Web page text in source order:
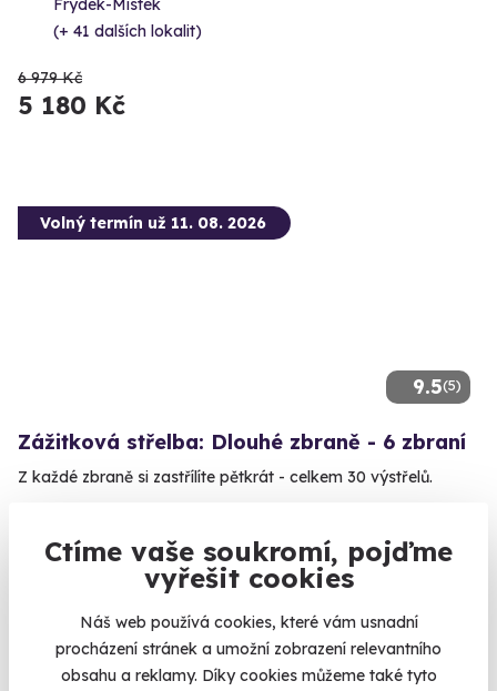
Ctíme vaše soukromí, pojďme
vyřešit cookies
Náš web používá cookies, které vám usnadní
procházení stránek a umožní zobrazení relevantního
obsahu a reklamy. Díky cookies můžeme také tyto
Frýdek-Místek
(+ 41 dalších lokalit)
6 979 Kč
5 180 Kč
9.5(5)
Volný termín už 11. 08. 2026
Zážitková střelba: Dlouhé zbraně - 6 zbraní
Z každé zbraně si zastřílíte pětkrát - celkem 30 výstřelů.
(+ 28 dalších lokalit)